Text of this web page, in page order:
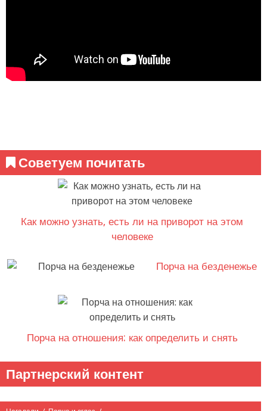
Советуем почитать
Как можно узнать, есть ли на приворот на этом
человеке
Порча на безденежье
Порча на отношения: как определить и снять
Партнерский контент